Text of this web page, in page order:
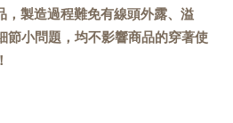
，製造過程難免有線頭外露、溢
節小問題，均不影響商品的穿著使